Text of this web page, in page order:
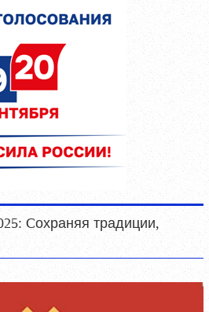
Cохраняя традиции,